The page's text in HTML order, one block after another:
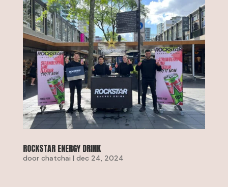
ROCKSTAR ENERGY DRINK
door chatchai | dec 24, 2024